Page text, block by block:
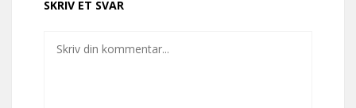
SKRIV ET SVAR